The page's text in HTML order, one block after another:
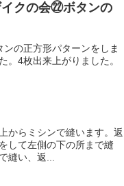
クの会㉒ボタンの
の正方形パターンをしま
。4枚出来上がりました。
からミシンで縫います。返
して左側の下の所まで縫
縫い、返...